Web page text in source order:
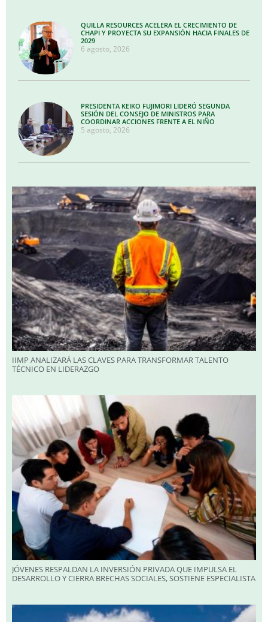
QUILLA RESOURCES ACELERA EL CRECIMIENTO DE
CHAPI Y PROYECTA SU EXPANSIÓN HACIA FINALES DE
2029
6 agosto, 2026
PRESIDENTA KEIKO FUJIMORI LIDERÓ SEGUNDA
SESIÓN DEL CONSEJO DE MINISTROS PARA
COORDINAR ACCIONES FRENTE A EL NIÑO
5 agosto, 2026
IIMP ANALIZARÁ LAS CLAVES PARA TRANSFORMAR TALENTO
TÉCNICO EN LIDERAZGO
JÓVENES RESPALDAN LA INVERSIÓN PRIVADA QUE IMPULSA EL
DESARROLLO Y CIERRA BRECHAS SOCIALES, SOSTIENE ESPECIALISTA